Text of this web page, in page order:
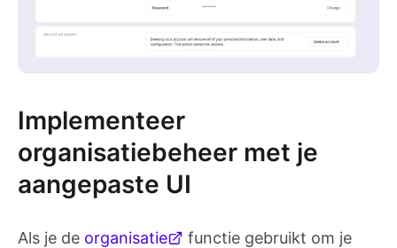
Implementeer
organisatiebeheer met je
aangepaste UI
Als je de organisatie
functie gebruikt om je